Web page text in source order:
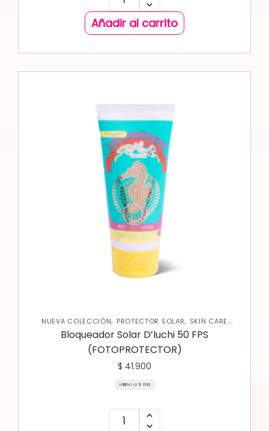
Añadir al carrito
NUEVA COLECCIÓN, PROTECTOR SOLAR, SKIN CARE
CORPORAL, SKIN CARE FACIAL
Bloqueador Solar D’luchi 50 FPS
(FOTOPROTECTOR)
$ 41.900
Mililitro a: $ 698